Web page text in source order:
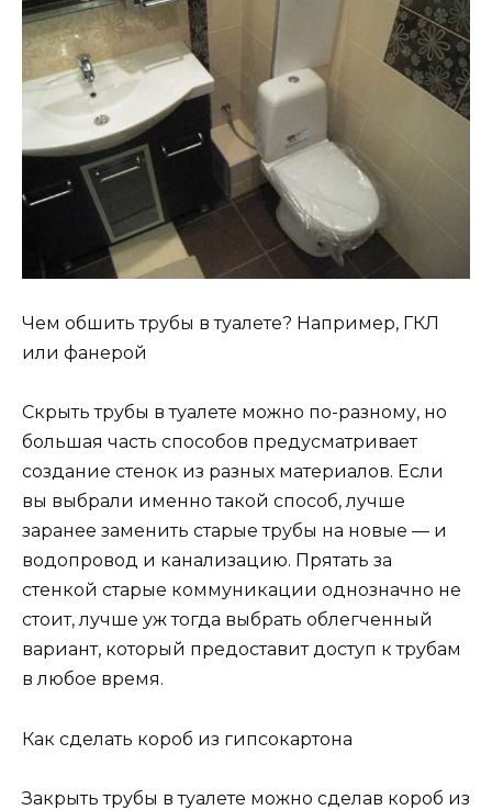
Чем обшить трубы в туалете? Например, ГКЛ
или фанерой
Скрыть трубы в туалете можно по-разному, но
большая часть способов предусматривает
создание стенок из разных материалов. Если
вы выбрали именно такой способ, лучше
заранее заменить старые трубы на новые — и
водопровод и канализацию. Прятать за
стенкой старые коммуникации однозначно не
стоит, лучше уж тогда выбрать облегченный
вариант, который предоставит доступ к трубам
в любое время.
Как сделать короб из гипсокартона
Закрыть трубы в туалете можно сделав короб из